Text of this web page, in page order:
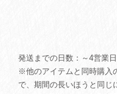
発送までの日数：～4営業
※他のアイテムと同時購入
で、期間の長いほうと同じ